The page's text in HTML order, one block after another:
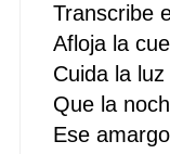
Transcribe
Afloja la
Cuida la
Que la
Ese